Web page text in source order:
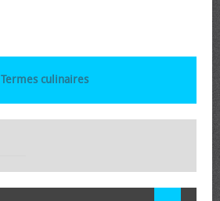
Termes culinaires